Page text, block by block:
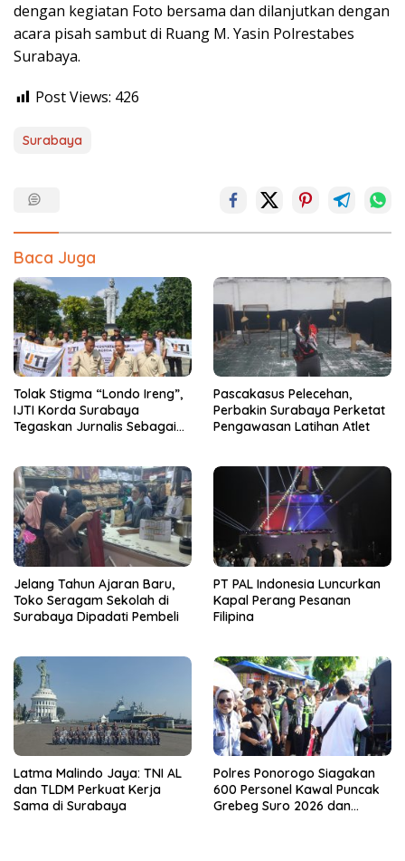
dengan kegiatan Foto bersama dan dilanjutkan dengan
acara pisah sambut di Ruang M. Yasin Polrestabes
Surabaya.
Post Views: 426
Surabaya
Baca Juga
Tolak Stigma “Londo Ireng”,
IJTI Korda Surabaya
Tegaskan Jurnalis Sebagai
Pascakasus Pelecehan,
Perbakin Surabaya Perketat
Pengawasan Latihan Atlet
Jelang Tahun Ajaran Baru,
Toko Seragam Sekolah di
Surabaya Dipadati Pembeli
PT PAL Indonesia Luncurkan
Kapal Perang Pesanan
Filipina
Latma Malindo Jaya: TNI AL
dan TLDM Perkuat Kerja
Sama di Surabaya
Polres Ponorogo Siagakan
600 Personel Kawal Puncak
Grebeg Suro 2026 dan